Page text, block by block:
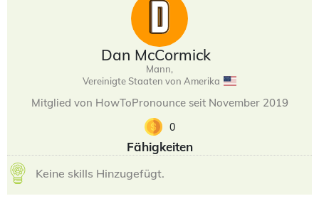
Dan McCormick
Mann,
Vereinigte Staaten von Amerika
Mitglied von HowToPronounce seit November 2019
0
Fähigkeiten
Keine skills Hinzugefügt.